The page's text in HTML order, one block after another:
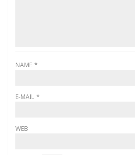
NAME *
E-MAIL *
WEB